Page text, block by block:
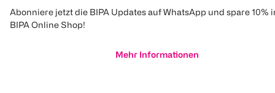
Abonniere jetzt die BIPA Updates auf WhatsApp und spare 10%
BIPA Online Shop!
Mehr Informationen